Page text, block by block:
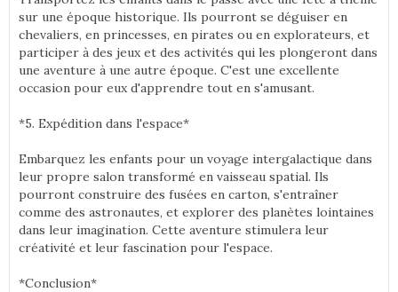
sur une époque historique. Ils pourront se déguiser en
chevaliers, en princesses, en pirates ou en explorateurs, et
participer à des jeux et des activités qui les plongeront dans
une aventure à une autre époque. C'est une excellente
occasion pour eux d'apprendre tout en s'amusant.
*5. Expédition dans l'espace*
Embarquez les enfants pour un voyage intergalactique dans
leur propre salon transformé en vaisseau spatial. Ils
pourront construire des fusées en carton, s'entraîner
comme des astronautes, et explorer des planètes lointaines
dans leur imagination. Cette aventure stimulera leur
créativité et leur fascination pour l'espace.
*Conclusion*